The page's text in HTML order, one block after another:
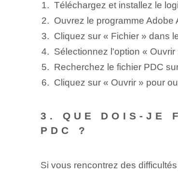
Téléchargez et installez le
Ouvrez le programme Adobe
Cliquez sur « Fichier » dans
Sélectionnez l'option «
Recherchez le fichier PDC
Cliquez sur « Ouvrir » pour
3. QUE DOIS-JE
PDC ?
Si vous rencontrez des